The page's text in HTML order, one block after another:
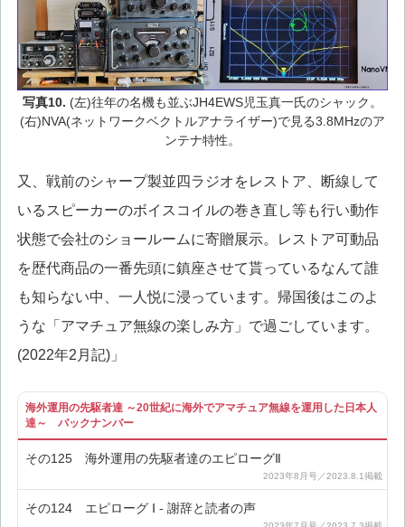
写真10. (左)往年の名機も並ぶJH4EWS児玉真一氏のシャック。
(右)NVA(ネットワークベクトルアナライザー)で見る3.8MHzのア
ンテナ特性。
又、戦前のシャープ製並四ラジオをレストア、断線して
いるスピーカーのボイスコイルの巻き直し等も行い動作
状態で会社のショールームに寄贈展示。レストア可動品
を歴代商品の一番先頭に鎮座させて貰っているなんて誰
も知らない中、一人悦に浸っています。帰国後はこのよ
うな「アマチュア無線の楽しみ方」で過ごしています。
(2022年2月記)」
海外運用の先駆者達 ～20世紀に海外でアマチュア無線を運用した日本人
達～ バックナンバー
その125 海外運用の先駆者達のエピローグⅡ
その124 エピローグ Ⅰ - 謝辞と読者の声